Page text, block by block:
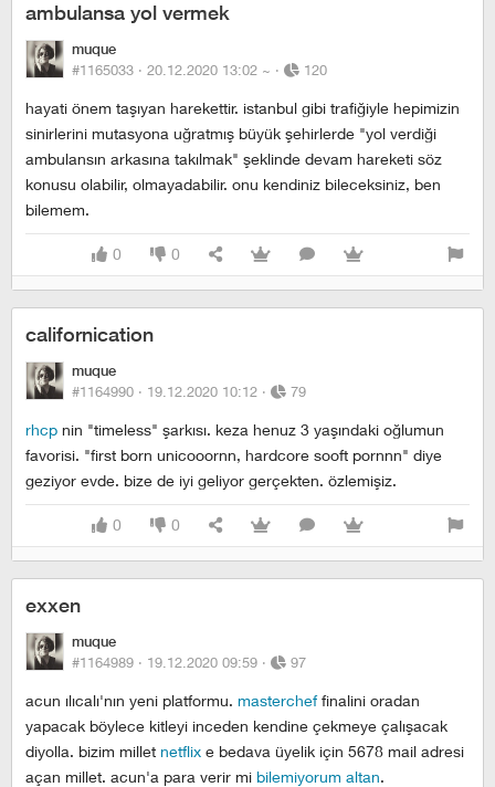
ambulansa yol vermek
muque
#1165033 · 20.12.2020 13:02 ~ · 120
hayati önem taşıyan harekettir. i̇stanbul gibi trafiğiyle hepimizin
sinirlerini mutasyona uğratmış büyük şehirlerde "yol verdiği
ambulansın arkasına takılmak" şeklinde devam hareketi söz
konusu olabilir, olmayadabilir. onu kendiniz bileceksiniz, ben
bilemem.
0 0
californication
muque
#1164990 · 19.12.2020 10:12 · 79
rhcp nin "timeless" şarkısı. keza henuz 3 yaşındaki oğlumun
favorisi. "first born unicooornn, hardcore sooft pornnn" diye
geziyor evde. bize de iyi geliyor gerçekten. özlemişiz.
0 0
exxen
muque
#1164989 · 19.12.2020 09:59 · 97
acun ilıcalı'nın yeni platformu. mastercheffinalini oradan
yapacak böylece kitleyi inceden kendine çekmeye çalışacak
diyolla. bizim millet netflix e bedava üyelik için 5678 mail adresi
açan millet. acun'a para verir mi bilemiyorum altan.